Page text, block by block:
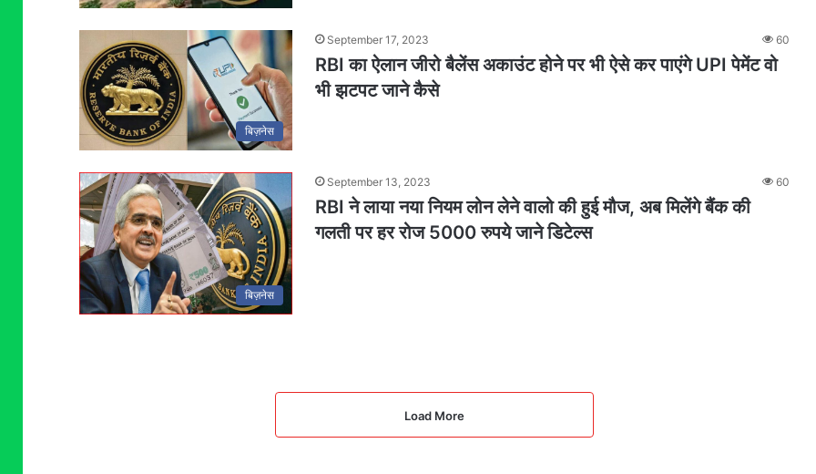
बिज़नेस
September 17, 2023 60
RBI का ऐलान जीरो बैलेंस अकाउंट होने पर भी ऐसे कर पाएंगे UPI पेमेंट वो
भी झटपट जाने कैसे
बिज़नेस
September 13, 2023 60
RBI ने लाया नया नियम लोन लेने वालो की हुई मौज, अब मिलेंगे बैंक की
गलती पर हर रोज 5000 रुपये जाने डिटेल्स
Load More